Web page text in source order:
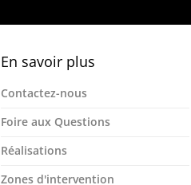
En savoir plus
Contactez-nous
Foire aux Questions
Réalisations
Zones d'intervention